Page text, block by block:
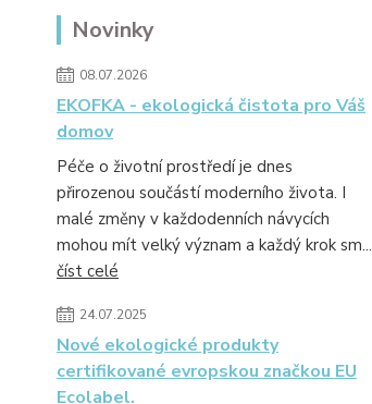
Novinky
08.07.2026
EKOFKA - ekologická čistota pro Váš
domov
Péče o životní prostředí je dnes
přirozenou součástí moderního života. I
malé změny v každodenních návycích
mohou mít velký význam a každý krok sm...
číst celé
24.07.2025
Nové ekologické produkty
certifikované evropskou značkou EU
Ecolabel.